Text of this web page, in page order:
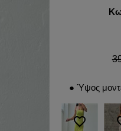
● Ύψος
favorite_border